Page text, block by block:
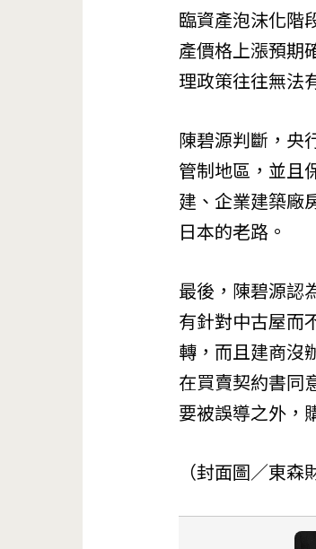
臨資產泡沫化階
產價格上漲預期
理政策往往無法
陳碧源判斷，央
管制地區，並且
建、企業建築廠
日本的老路。
最後，陳碧源認
有針對中古屋而
轉，而且建商沒
在買賣契約書同
要被誤導之外，
（封面圖／東森